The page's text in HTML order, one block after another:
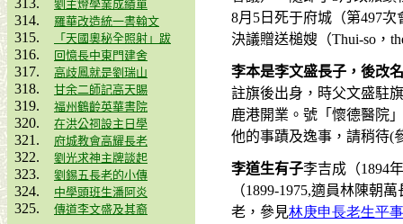
劉主燈學業成績單
羅華改造統一書翰文
「天國奧秘全照射」跋
回憶長中東門建舍
高歧鳳就是劉瑞山
甘余二師記高天賜
福州鶴齡英華書院
在洪公祠設主日學
府城教會高耀長老
劉光求神主牌談起
劉錫五長老的小傳
中學頭班生潘阿炎
傳道李文盛及其裔
8月 5 日死于府城（第497次
決議贈送槌嫂（Thui-so ，
李本是李文盛長子，後改
註旗後出身，時父文盛駐
鹿港開業。號「懷德醫院
他的事蹟及逸事，請稍待(
李道生有子李吉成（1894
（1899-1975,適員林陳朝萬
老，參見林庚申長老生平